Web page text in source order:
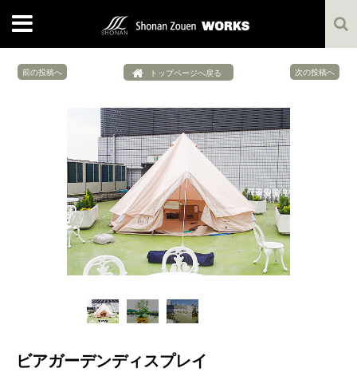
前の投稿へ トップページへ戻る 次の投稿へ
ビアガーデンディスプレイ